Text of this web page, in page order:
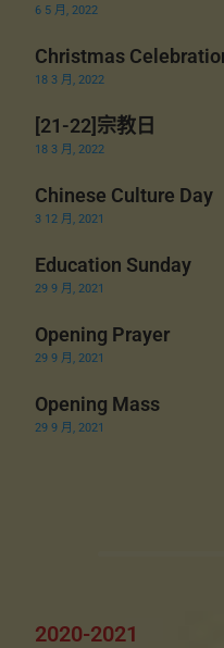
6 5 月, 2022
Christmas
18 3 月, 2022
[21-22]宗教日
18 3 月, 2022
Chinese Culture Day
3 12 月, 2021
Education Sunday
29 9 月, 2021
Opening Prayer
29 9 月, 2021
Opening Mass
29 9 月, 2021
2020-2021